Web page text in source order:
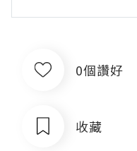
0個讚好
收藏